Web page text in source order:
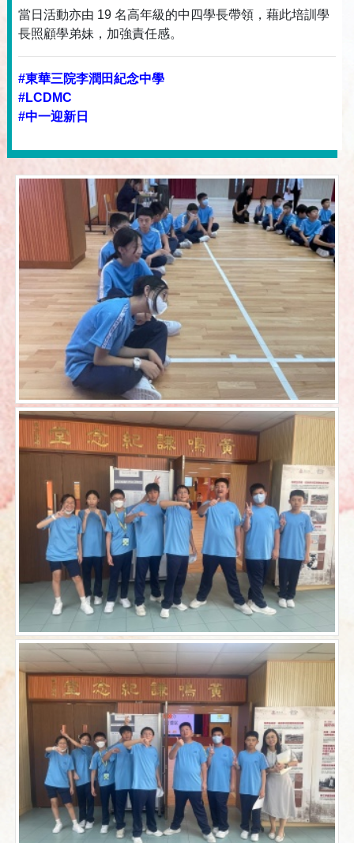
當日活動亦由 19 名高年級的中四學長帶領，藉此培訓學
長照顧學弟妹，加強責任感。
#東華三院李潤田紀念中學
#LCDMC
#中一迎新日